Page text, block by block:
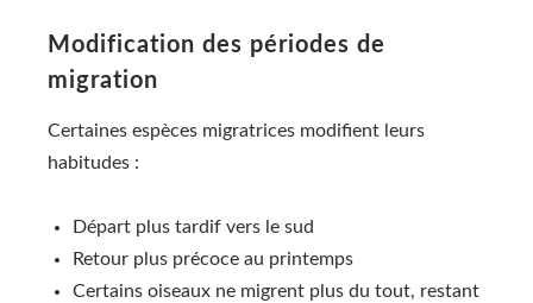
Modification des périodes de
migration
Certaines espèces migratrices modifient leurs
habitudes :
Départ plus tardif vers le sud
Retour plus précoce au printemps
Certains oiseaux ne migrent plus du tout, restant